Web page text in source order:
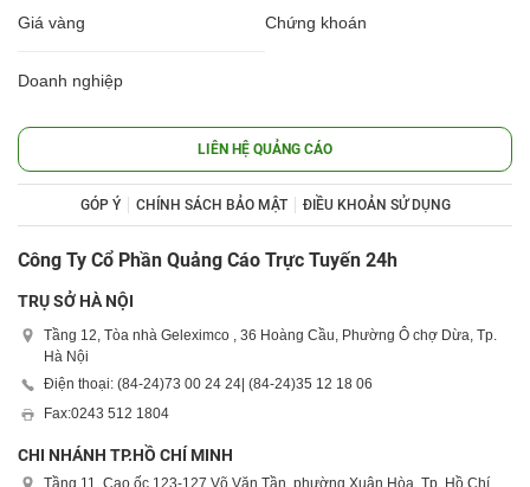
Giá vàng Chứng khoán
Doanh nghiệp
LIÊN HỆ QUẢNG CÁO
GÓP Ý CHÍNH SÁCH BẢO MẬT ĐIỀU KHOẢN SỬ DỤNG
Công Ty Cổ Phần Quảng Cáo Trực Tuyến 24h
TRỤ SỞ HÀ NỘI
Tầng 12, Tòa nhà Geleximco , 36 Hoàng Cầu, Phường Ô chợ Dừa, Tp.
Hà Nội
Điện thoại: (84-24)73 00 24 24 | (84-24)35 12 18 06
Fax:0243 512 1804
CHI NHÁNH TP.HỒ CHÍ MINH
Tầng 11, Cao ốc 123-127 Võ Văn Tần, phường Xuân Hòa, Tp. Hồ Chí